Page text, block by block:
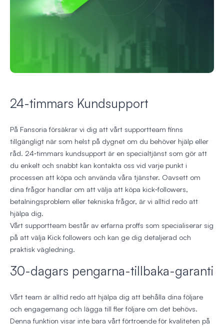
24-timmars Kundsupport
På Fansoria försäkrar vi dig att vårt supportteam finns
tillgängligt när som helst på dygnet om du behöver hjälp eller
råd. 24‑timmars kundsupport är en specialtjänst som gör att
du enkelt och snabbt kan kontakta oss vid varje punkt i
processen att köpa och använda våra tjänster. Oavsett om
dina frågor handlar om att välja att köpa kick‑followers,
betalningsproblem eller tekniska frågor, är vi alltid redo att
hjälpa dig.
Vårt supportteam består av erfarna proffs som specialiserar sig
på att välja Kick followers och kan ge dig detaljerad och
praktisk vägledning.
30-dagars pengarna-tillbaka-garanti
Vårt team är alltid redo att hjälpa dig att behålla dina följare
och engagemang och lägga till fler följare om det behövs.
Denna funktion visar inte bara vårt förtroende för kvaliteten på